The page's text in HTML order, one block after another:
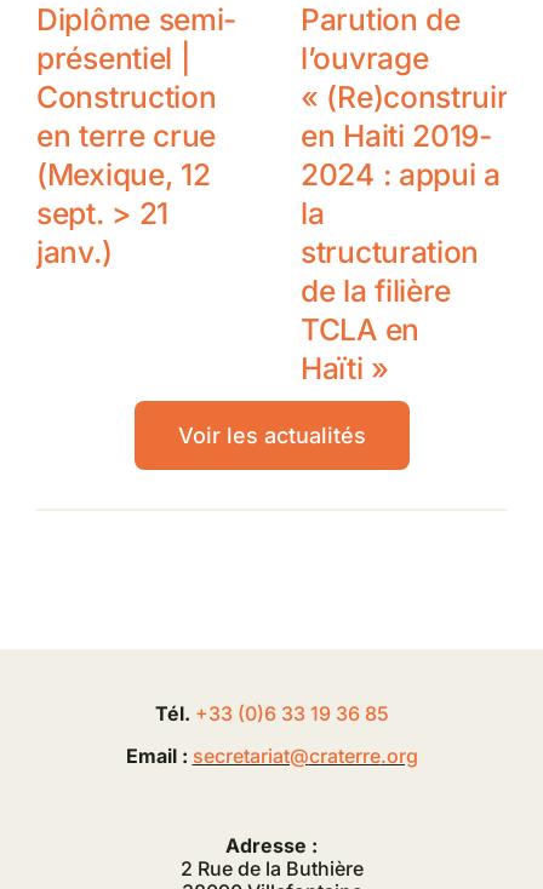
Diplôme semi-
présentiel |
Construction
en terre crue
(Mexique, 12
sept. > 21
janv.)
Parution de
l’ouvrage
« (Re)construire
en Haiti 2019-
2024 : appui a
la
structuration
de la filière
TCLA en
Haïti »
Voir les actualités
Tél. +33 (0)6 33 19 36 85
Email : secretariat@craterre.org
Adresse :
2 Rue de la Buthière